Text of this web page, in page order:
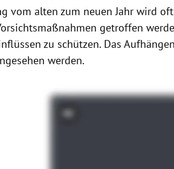
vom alten zum neuen Jahr wird
getroffen
zu schützen. Das
werden.